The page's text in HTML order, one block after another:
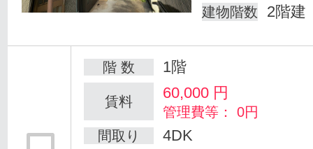
建物階数 2階建
階 数 1階
賃料 60,000 円
管理費等： 0円
間取り
4DK